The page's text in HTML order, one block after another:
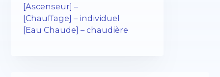
[Ascenseur] –
[Chauffage] – individuel
[Eau Chaude] – chaudière